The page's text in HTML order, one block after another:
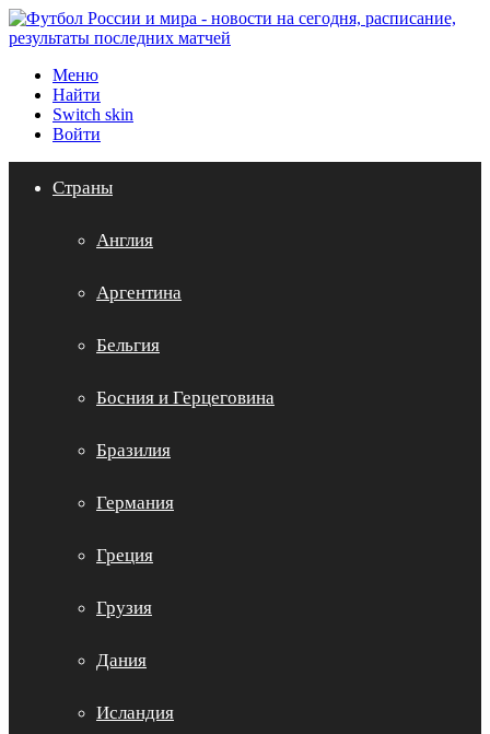
Меню
Найти
Switch skin
Войти
Страны
Англия
Аргентина
Бельгия
Босния и Герцеговина
Бразилия
Германия
Греция
Грузия
Дания
Исландия